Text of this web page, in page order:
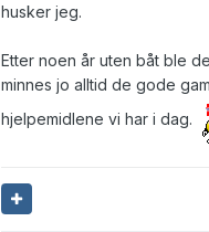
husker jeg.
Etter noen år uten båt ble
minnes jo alltid de gode
hjelpemidlene vi har i dag.